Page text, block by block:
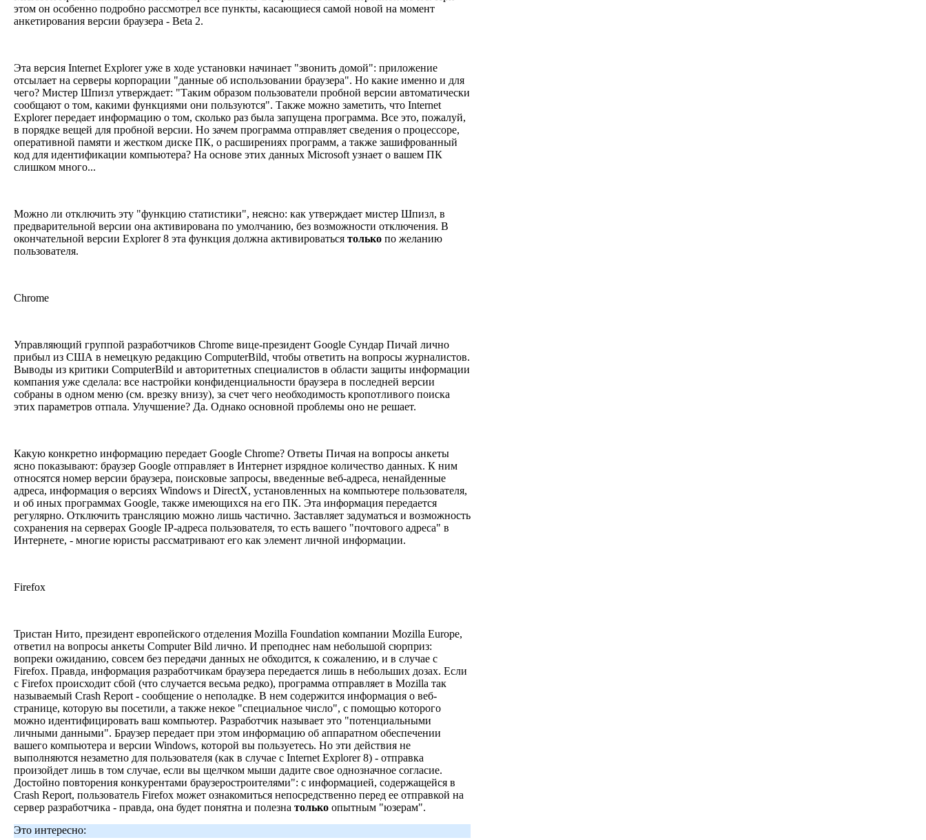
этом он особенно подробно рассмотрел все пункты, касающиеся самой новой на момент
анкетирования версии браузера - Beta 2.
Эта версия Internet Explorer уже в ходе установки начинает "звонить домой": приложение
отсылает на серверы корпорации "данные об использовании браузера". Но какие именно и для
чего? Мистер Шпизл утверждает: "Таким образом пользователи пробной версии автоматически
сообщают о том, какими функциями они пользуются". Также можно заметить, что Internet
Explorer передает информацию о том, сколько раз была запущена программа. Все это, пожалуй,
в порядке вещей для пробной версии. Но зачем программа отправляет сведения о процессоре,
оперативной памяти и жестком диске ПК, о расширениях программ, а также зашифрованный
код для идентификации компьютера? На основе этих данных Microsoft узнает о вашем ПК
слишком много...
Можно ли отключить эту "функцию статистики", неясно: как утверждает мистер Шпизл, в
предварительной версии она активирована по умолчанию, без возможности отключения. В
окончательной версии Explorer 8 эта функция должна активироваться только по желанию
пользователя.
Chrome
Управляющий группой разработчиков Chrome вице-президент Google Сундар Пичай лично
прибыл из США в немецкую редакцию ComputerBild, чтобы ответить на вопросы журналистов.
Выводы из критики ComputerBild и авторитетных специалистов в области защиты информации
компания уже сделала: все настройки конфиденциальности браузера в последней версии
собраны в одном меню (см. врезку внизу), за счет чего необходимость кропотливого поиска
этих параметров отпала. Улучшение? Да. Однако основной проблемы оно не решает.
Какую конкретно информацию передает Google Chrome? Ответы Пичая на вопросы анкеты
ясно показывают: браузер Google отправляет в Интернет изрядное количество данных. К ним
относятся номер версии браузера, поисковые запросы, введенные веб-адреса, ненайденные
адреса, информация о версиях Windows и DirectX, установленных на компьютере пользователя,
и об иных программах Google, также имеющихся на его ПК. Эта информация передается
регулярно. Отключить трансляцию можно лишь частично. Заставляет задуматься и возможность
сохранения на серверах Google IP-адреса пользователя, то есть вашего "почтового адреса" в
Интернете, - многие юристы рассматривают его как элемент личной информации.
Firefox
Тристан Нито, президент европейского отделения Mozilla Foundation компании Mozilla Europe,
ответил на вопросы анкеты Computer Bild лично. И преподнес нам небольшой сюрприз:
вопреки ожиданию, совсем без передачи данных не обходится, к сожалению, и в случае с
Firefox. Правда, информация разработчикам браузера передается лишь в небольших дозах. Если
с Firefox происходит сбой (что случается весьма редко), программа отправляет в Mozilla так
называемый Crash Report - сообщение о неполадке. В нем содержится информация о веб-
странице, которую вы посетили, а также некое "специальное число", с помощью которого
можно идентифицировать ваш компьютер. Разработчик называет это "потенциальными
личными данными". Браузер передает при этом информацию об аппаратном обеспечении
вашего компьютера и версии Windows, которой вы пользуетесь. Но эти действия не
выполняются незаметно для пользователя (как в случае с Internet Explorer 8) - отправка
произойдет лишь в том случае, если вы щелчком мыши дадите свое однозначное согласие.
Достойно повторения конкурентами браузеростроителями": с информацией, содержащейся в
Crash Report, пользователь Firefox может ознакомиться непосредственно перед ее отправкой на
сервер разработчика - правда, она будет понятна и полезна только опытным "юзерам".
Это интересно: